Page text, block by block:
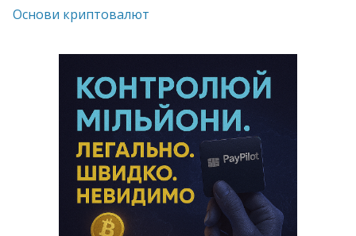
Основи криптовалют